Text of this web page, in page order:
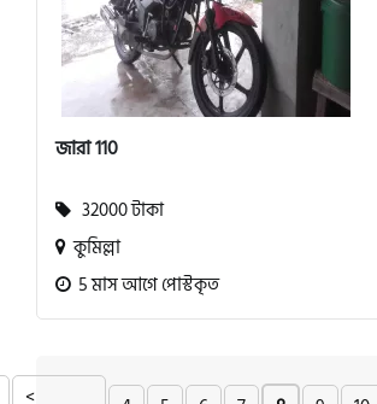
জারা 110
32000 টাকা
কুমিল্লা
5 মাস আগে পোস্টকৃত
<